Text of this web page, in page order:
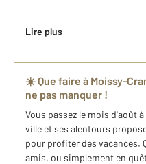
Lire plus
☀️ Que faire à Moissy-
ne pas manquer !
Vous passez le mois d'août
ville et ses alentours
pour profiter des vacances.
amis, ou simplement en